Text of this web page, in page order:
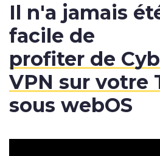
Il n'a jamais
facile de
profiter de
VPN sur votre
sous webOS